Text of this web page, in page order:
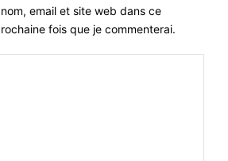
email et site web dans ce
fois que je commenterai.